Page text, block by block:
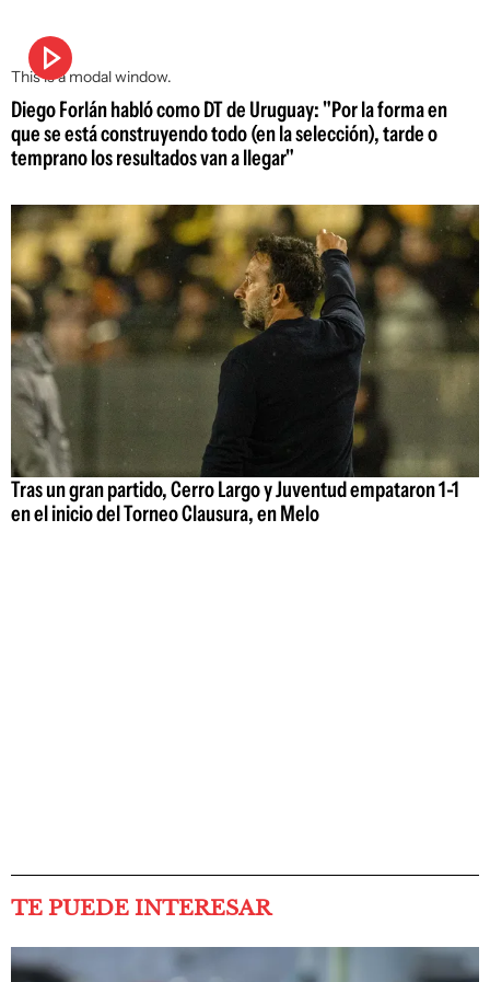
This is a modal window.
Diego Forlán habló como DT de Uruguay: "Por la forma en
que se está construyendo todo (en la selección), tarde o
temprano los resultados van a llegar"
Tras un gran partido, Cerro Largo y Juventud empataron 1-1
en el inicio del Torneo Clausura, en Melo
TE PUEDE INTERESAR